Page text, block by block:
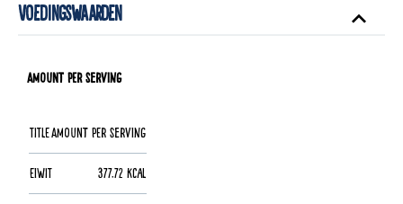
Voedingswaarden
Amount per Serving
TitleAmount per Serving
Eiwit 377.72 kcal